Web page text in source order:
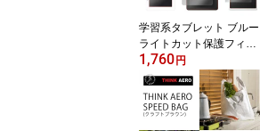
学習系タブレット ブルー
ライトカット保護フィル
ム OverLay Eye Protecto
r for 学習系タブレット 目
にやさしい ブルーライト
カットタイプ ミヤビック
1,760円